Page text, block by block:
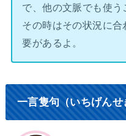
で、他の文脈でも使う
その時はその状況に
要があるよ。
一言隻句（いちげん